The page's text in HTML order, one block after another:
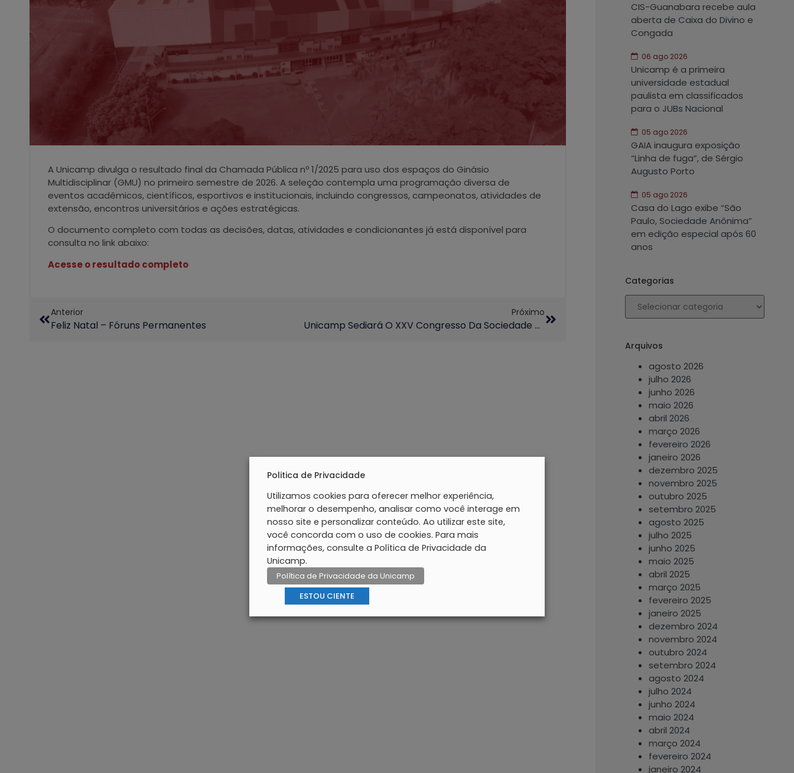
A Unicamp divulga o resultado final da Chamada Pública nº 1/2025 para uso dos espaços do Ginásio
Multidisciplinar (GMU) no primeiro semestre de 2026. A seleção contempla uma programação diversa de
eventos acadêmicos, científicos, esportivos e institucionais, incluindo congressos, campeonatos, atividades de
extensão, encontros universitários e ações estratégicas.
O documento completo com todas as decisões, datas, atividades e condicionantes já está disponível para
consulta no link abaixo:
Acesse o resultado completo
Anterior
Feliz Natal – Fóruns Permanentes
Próximo
Unicamp Sediará O XXV Congresso Da Sociedade Brasileira De Estudos Clássicos
CIS-Guanabara recebe aula
aberta de Caixa do Divino e
Congada
06 ago 2026
Unicamp é a primeira
universidade estadual
paulista em classificados
para o JUBs Nacional
05 ago 2026
GAIA inaugura exposição
“Linha de fuga”, de Sérgio
Augusto Porto
05 ago 2026
Casa do Lago exibe “São
Paulo, Sociedade Anônima”
em edição especial após 60
anos
Categorias
Arquivos
agosto 2026
julho 2026
junho 2026
maio 2026
abril 2026
março 2026
fevereiro 2026
janeiro 2026
dezembro 2025
novembro 2025
outubro 2025
setembro 2025
agosto 2025
julho 2025
junho 2025
maio 2025
abril 2025
março 2025
fevereiro 2025
janeiro 2025
dezembro 2024
novembro 2024
outubro 2024
setembro 2024
agosto 2024
julho 2024
junho 2024
maio 2024
abril 2024
março 2024
fevereiro 2024
janeiro 2024
Politica de Privacidade
Utilizamos cookies para oferecer melhor experiência,
melhorar o desempenho, analisar como você interage em
nosso site e personalizar conteúdo. Ao utilizar este site,
você concorda com o uso de cookies. Para mais
informações, consulte a Política de Privacidade da
Unicamp.
Política de Privacidade da Unicamp
ESTOU CIENTE